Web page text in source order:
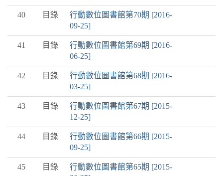
40 目錄
行動數位圖書館第70期 [2016-
09-25]
41 目錄
行動數位圖書館第69期 [2016-
06-25]
42 目錄
行動數位圖書館第68期 [2016-
03-25]
43 目錄
行動數位圖書館第67期 [2015-
12-25]
44 目錄
行動數位圖書館第66期 [2015-
09-25]
45 目錄
行動數位圖書館第65期 [2015-